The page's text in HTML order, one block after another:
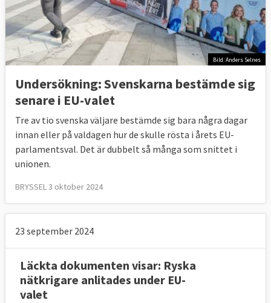
Bild: Anders Selnes
Undersökning: Svenskarna bestämde sig
senare i EU-valet
Tre av tio svenska väljare bestämde sig bara några dagar
innan eller på valdagen hur de skulle rösta i årets EU-
parlamentsval. Det är dubbelt så många som snittet i
unionen.
BRYSSEL 3 oktober 2024
23 september 2024
Läckta dokumenten visar: Ryska
nätkrigare anlitades under EU-
valet